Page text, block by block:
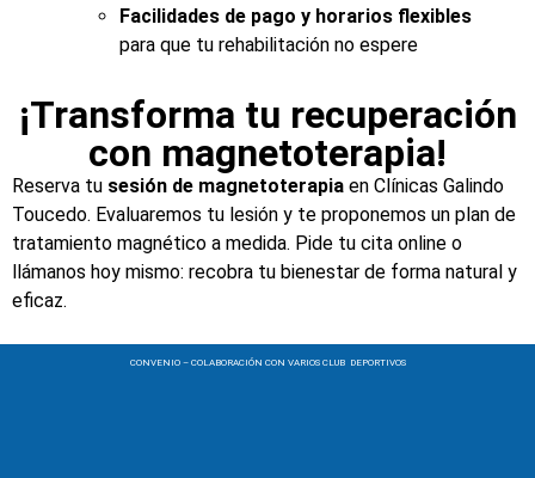
Facilidades de pago y horarios flexibles
para que tu rehabilitación no espere
¡Transforma tu recuperación
con magnetoterapia!
Reserva tu sesión de magnetoterapia en Clínicas Galindo
Toucedo. Evaluaremos tu lesión y te proponemos un plan de
tratamiento magnético a medida. Pide tu cita online o
llámanos hoy mismo: recobra tu bienestar de forma natural y
eficaz.
CONVENIO – COLABORACIÓN CON VARIOS CLUB DEPORTIVOS